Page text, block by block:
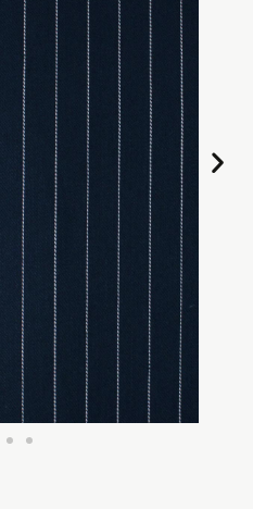
labels
with us
fabrics
Fall/Winter
Summer